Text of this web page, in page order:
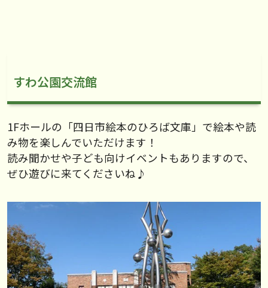
すわ公園交流館
1Fホールの「四日市絵本のひろば文庫」で絵本や読
み物を楽しんでいただけます！
読み聞かせや子ども向けイベントもありますので、
ぜひ遊びに来てくださいね♪